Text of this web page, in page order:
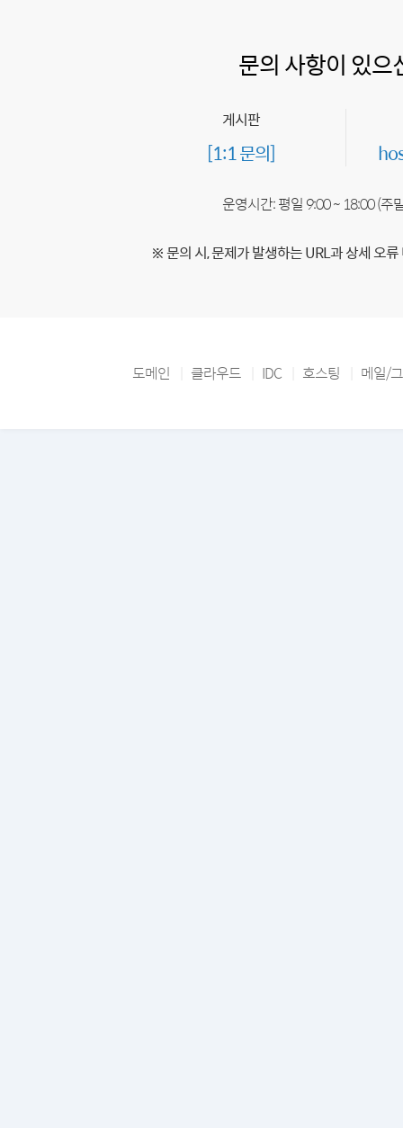
문의 사항이 있으
게시판
[1:1 문의]
운영시간: 평일 9:00 ~ 18:00 (주
※ 문의 시, 문제가 발생하는 URL과 상세 오
도메인 클라우드 IDC 호스팅 메일/